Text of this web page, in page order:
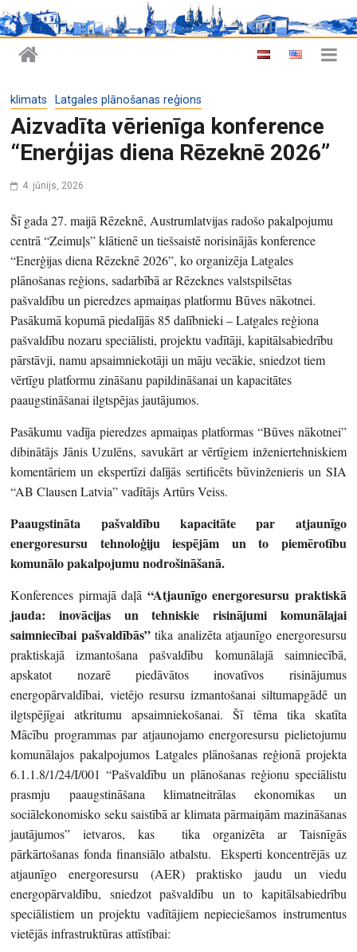
klimats Latgales plānošanas reģions
Aizvadīta vērienīga konference
“Enerģijas diena Rēzeknē 2026”
4. jūnijs, 2026
Šī gada 27. maijā Rēzeknē, Austrumlatvijas radošo pakalpojumu
centrā “Zeimuļs” klātienē un tiešsaistē norisinājās konference
“Enerģijas diena Rēzeknē 2026”, ko organizēja Latgales
plānošanas reģions, sadarbībā ar Rēzeknes valstspilsētas
pašvaldību un pieredzes apmaiņas platformu Būves nākotnei.
Pasākumā kopumā piedalījās 85 dalībnieki – Latgales reģiona
pašvaldību nozaru speciālisti, projektu vadītāji, kapitālsabiedrību
pārstāvji, namu apsaimniekotāji un māju vecākie, sniedzot tiem
vērtīgu platformu zināšanu papildināšanai un kapacitātes
paaugstināšanai ilgtspējas jautājumos.
Pasākumu vadīja pieredzes apmaiņas platformas “Būves nākotnei”
dibinātājs Jānis Uzulēns, savukārt ar vērtīgiem inženiertehniskiem
komentāriem un ekspertīzi dalījās sertificēts būvinženieris un SIA
“AB Clausen Latvia” vadītājs Artūrs Veiss.
Paaugstināta pašvaldību kapacitāte par atjaunīgo
energoresursu tehnoloģiju iespējām un to piemērotību
komunālo pakalpojumu nodrošināšanā.
Konferences pirmajā daļā “Atjaunīgo energoresursu praktiskā
jauda: inovācijas un tehniskie risinājumi komunālajai
saimniecībai pašvaldībās”tika analizēta atjaunīgo energoresursu
praktiskajā izmantošana pašvaldību komunālajā saimniecībā,
apskatot nozarē piedāvātos inovatīvos risinājumus
energopārvaldībai, vietējo resursu izmantošanai siltumapgādē un
ilgtspējīgai atkritumu apsaimniekošanai. Šī tēma tika skatīta
Mācību programmas par atjaunojamo energoresursu pielietojumu
komunālajos pakalpojumos Latgales plānošanas reģionā projekta
6.1.1.8/1/24/I/001 “Pašvaldību un plānošanas reģionu speciālistu
prasmju paaugstināšana klimatneitrālas ekonomikas un
sociālekonomisko seku saistībā ar klimata pārmaiņām mazināšanas
jautājumos” ietvaros, kas tika organizēta ar Taisnīgās
pārkārtošanas fonda finansiālo atbalstu. Eksperti koncentrējās uz
atjaunīgo energoresursu (AER) praktisko jaudu un viedu
energopārvaldību, sniedzot pašvaldību un to kapitālsabiedrību
speciālistiem un projektu vadītājiem nepieciešamos instrumentus
vietējās infrastruktūras attīstībai: